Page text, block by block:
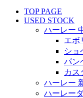
TOP PAGE
USED STOCK
ハーレー
エボ
ショ
パン
カス
ハーレー
ハーレー